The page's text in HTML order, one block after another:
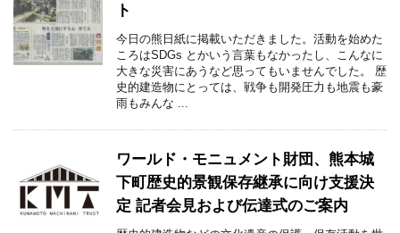
ト
今日の熊日紙に掲載いただきました。活動を始めた
ころはSDGs とかいう言葉もなかったし、こんなに
大きな災害にあうなど思ってもいませんでした。 歴
史的建造物にとっては、戦争も開発圧力も地震も豪
雨もみんな ...
ワールド・モニュメント財団、熊本城
下町歴史的景観保存継承に向け支援決
定 記者会見および伝達式のご案内